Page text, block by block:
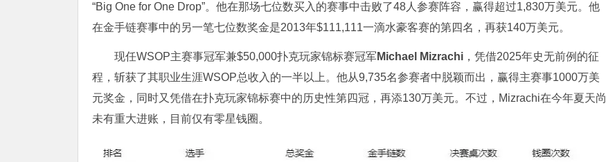
“Big One for One Drop”。他在那场七位数买入的赛事中击败了48人参赛阵容，赢得超过1,830万美元。他
在金手链赛事中的另一笔七位数奖金是2013年$111,111一滴水豪客赛的第四名，再获140万美元。
现任WSOP主赛事冠军兼$50,000扑克玩家锦标赛冠军Michael Mizrachi ，凭借2025年史无前例的征
程，斩获了其职业生涯WSOP总收入的一半以上。他从9,735名参赛者中脱颖而出，赢得主赛事1000万美
元奖金，同时又凭借在扑克玩家锦标赛中的历史性第四冠，再添130万美元。不过，Mizrachi在今年夏天尚
未有重大进账，目前仅有零星钱圈。